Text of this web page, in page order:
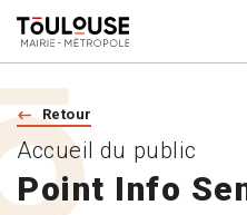
Retour
Point Info
Accueil du public